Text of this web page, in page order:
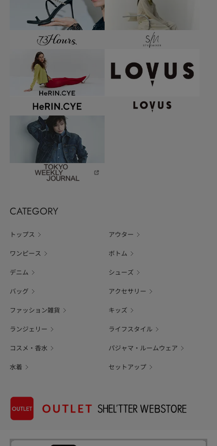
CATEGORY
トップス アウター
ワンピース ボトム
デニム シューズ
バッグ アクセサリー
ファッション雑貨 キッズ
ランジェリー ライフスタイル
コスメ・香水 パジャマ・ルームウェア
水着 セットアップ